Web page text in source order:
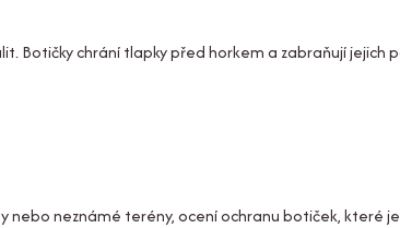
Botičky chrání tlapky před horkem a zabraňují jejich
nebo neznámé terény, ocení ochranu botiček, které